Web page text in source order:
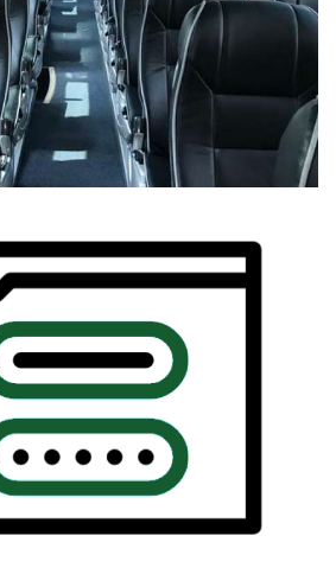
Consell Comarcal
Educació
De Prova
Altres
Habitatge